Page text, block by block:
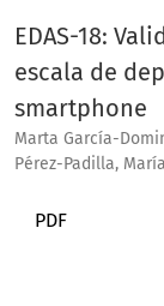
EDAS-18:
escala de
smartphone
Marta García-
Pérez-Padilla,
PDF